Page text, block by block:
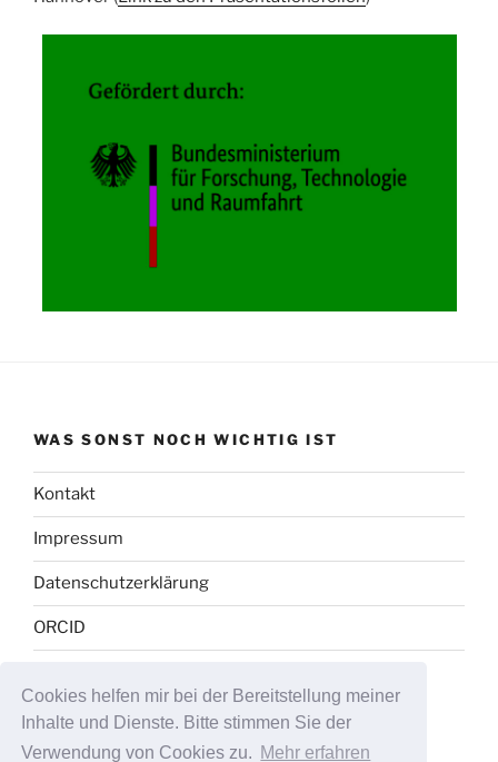
Cookies helfen mir bei der Bereitstellung meiner
Inhalte und Dienste. Bitte stimmen Sie der
Verwendung von Cookies zu. Mehr erfahren
WAS SONST NOCH WICHTIG IST
Kontakt
Impressum
Datenschutzerklärung
ORCID
InstagramTwitter